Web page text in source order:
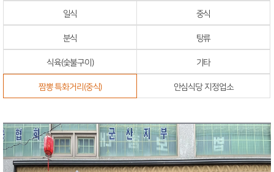
일식 중식
분식 탕류
식육(숯불구이) 기타
짬뽕 특화거리(중식) 안심식당 지정업소